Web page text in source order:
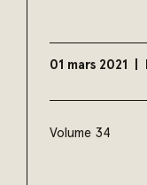
01 mars 2021
Volume 34